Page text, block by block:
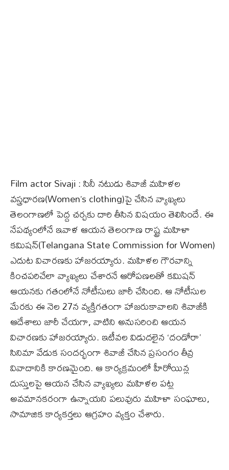
Film actor Sivaji : సినీ నటుడు శివాజీ మహిళల
వస్త్రధారణ(Women’s clothing)పై చేసిన వ్యాఖ్యలు
తెలంగాణలో పెద్ద చర్చకు దారి తీసిన విషయం తెలిసిందే. ఈ
నేపథ్యంలోనే ఇవాళ ఆయన తెలంగాణ రాష్ట్ర మహిళా
కమిషన్(Telangana State Commission for Women)
ఎదుట విచారణకు హాజరయ్యారు. మహిళల గౌరవాన్ని
కించపరిచేలా వ్యాఖ్యలు చేశారనే ఆరోపణలతో కమిషన్
ఆయనకు గతంలోనే నోటీసులు జారీ చేసింది. ఆ నోటీసుల
మేరకు ఈ నెల 27న వ్యక్తిగతంగా హాజరుకావాలని శివాజీకి
ఆదేశాలు జారీ చేయగా, వాటిని అనుసరించి ఆయన
విచారణకు హాజరయ్యారు. ఇటీవల విడుదలైన ‘దండోరా’
సినిమా వేడుక సందర్భంగా శివాజీ చేసిన ప్రసంగం తీవ్ర
వివాదానికి కారణమైంది. ఆ కార్యక్రమంలో హీరోయిన్ల
దుస్తులపై ఆయన చేసిన వ్యాఖ్యలు మహిళల పట్ల
అవమానకరంగా ఉన్నాయని పలువురు మహిళా సంఘాలు,
సామాజిక కార్యకర్తలు ఆగ్రహం వ్యక్తం చేశారు.